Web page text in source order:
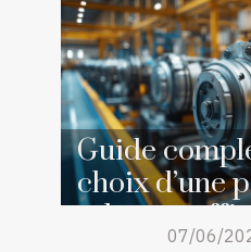
Guide
choix d’une
relevage
07/06/